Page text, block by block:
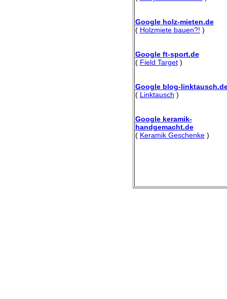
Google holz-mieten.de
( Holzmiete bauen?! )
Google ft-sport.de
( Field Target)
Google blog-
( Linktausch )
Google keramik-
handgemacht.de
( Keramik Geschenke)